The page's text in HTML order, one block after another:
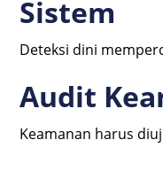
Sistem
Deteksi dini
Audit
Keamanan harus